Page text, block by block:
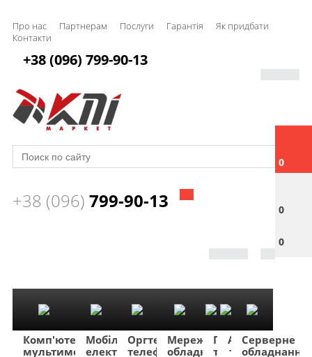
Про нас Партнерам Послуги Гарантія
Як придбати
Контакти
0
0
0
+38 (096) 799-90-13
+38 (096) 799-90-13
Комп'ютери
мультимедіа
Мобільна
електроніка
Оргтехніка
телефонія
Мережеве
обладнання
Побутова
техніка
TV
та
Фото
та
Авто
та
Серверне
обладнання